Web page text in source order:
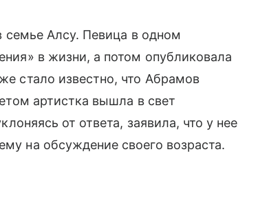
семье Алсу. Певица в одном
в жизни, а потом опубликовала
стало известно, что Абрамов
артистка вышла в свет
от ответа, заявила, что у нее
на обсуждение своего возраста.